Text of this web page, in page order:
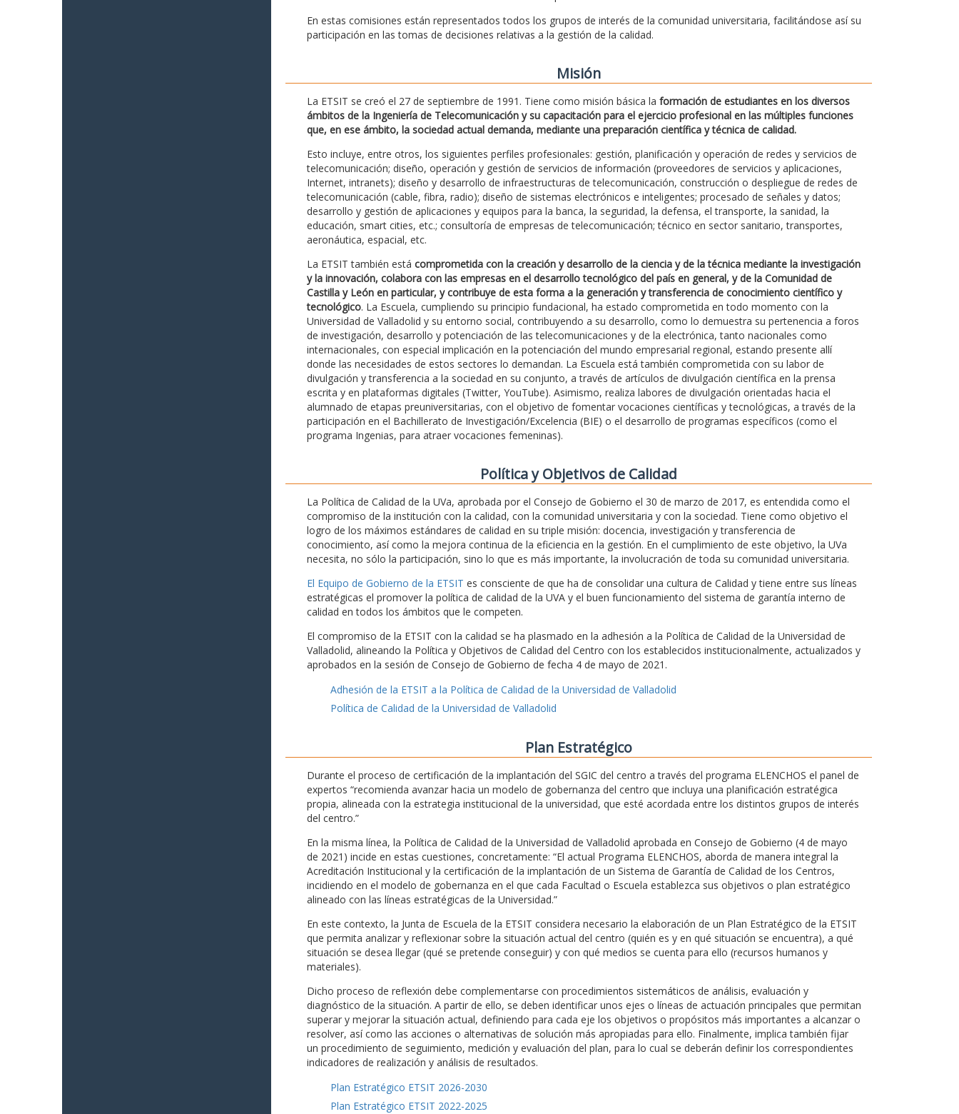
En estas comisiones están representados todos los grupos de interés de la comunidad universitaria, facilitándose así su
participación en las tomas de decisiones relativas a la gestión de la calidad.
Misión
La ETSIT se creó el 27 de septiembre de 1991. Tiene como misión básica la formación de estudiantes en los diversos
ámbitos de la Ingeniería de Telecomunicación y su capacitación para el ejercicio profesional en las múltiples funciones
que, en ese ámbito, la sociedad actual demanda, mediante una preparación científica y técnica de calidad.
Esto incluye, entre otros, los siguientes perfiles profesionales: gestión, planificación y operación de redes y servicios de
telecomunicación; diseño, operación y gestión de servicios de información (proveedores de servicios y aplicaciones,
Internet, intranets); diseño y desarrollo de infraestructuras de telecomunicación, construcción o despliegue de redes de
telecomunicación (cable, fibra, radio); diseño de sistemas electrónicos e inteligentes; procesado de señales y datos;
desarrollo y gestión de aplicaciones y equipos para la banca, la seguridad, la defensa, el transporte, la sanidad, la
educación, smart cities, etc.; consultoría de empresas de telecomunicación; técnico en sector sanitario, transportes,
aeronáutica, espacial, etc.
La ETSIT también está comprometida con la creación y desarrollo de la ciencia y de la técnica mediante la investigación
y la innovación, colabora con las empresas en el desarrollo tecnológico del país en general, y de la Comunidad de
Castilla y León en particular, y contribuye de esta forma a la generación y transferencia de conocimiento científico y
tecnológico. La Escuela, cumpliendo su principio fundacional, ha estado comprometida en todo momento con la
Universidad de Valladolid y su entorno social, contribuyendo a su desarrollo, como lo demuestra su pertenencia a foros
de investigación, desarrollo y potenciación de las telecomunicaciones y de la electrónica, tanto nacionales como
internacionales, con especial implicación en la potenciación del mundo empresarial regional, estando presente allí
donde las necesidades de estos sectores lo demandan. La Escuela está también comprometida con su labor de
divulgación y transferencia a la sociedad en su conjunto, a través de artículos de divulgación científica en la prensa
escrita y en plataformas digitales (Twitter, YouTube). Asimismo, realiza labores de divulgación orientadas hacia el
alumnado de etapas preuniversitarias, con el objetivo de fomentar vocaciones científicas y tecnológicas, a través de la
participación en el Bachillerato de Investigación/Excelencia (BIE) o el desarrollo de programas específicos (como el
programa Ingenias, para atraer vocaciones femeninas).
Polí­tica y Objetivos de Calidad
La Política de Calidad de la UVa, aprobada por el Consejo de Gobierno el 30 de marzo de 2017, es entendida como el
compromiso de la institución con la calidad, con la comunidad universitaria y con la sociedad. Tiene como objetivo el
logro de los máximos estándares de calidad en su triple misión: docencia, investigación y transferencia de
conocimiento, así como la mejora continua de la eficiencia en la gestión. En el cumplimiento de este objetivo, la UVa
necesita, no sólo la participación, sino lo que es más importante, la involucración de toda su comunidad universitaria.
El Equipo de Gobierno de la ETSIT es consciente de que ha de consolidar una cultura de Calidad y tiene entre sus líneas
estratégicas el promover la política de calidad de la UVA y el buen funcionamiento del sistema de garantía interno de
calidad en todos los ámbitos que le competen.
El compromiso de la ETSIT con la calidad se ha plasmado en la adhesión a la Política de Calidad de la Universidad de
Valladolid, alineando la Política y Objetivos de Calidad del Centro con los establecidos institucionalmente, actualizados y
aprobados en la sesión de Consejo de Gobierno de fecha 4 de mayo de 2021.
Adhesión de la ETSIT a la Política de Calidad de la Universidad de Valladolid
Política de Calidad de la Universidad de Valladolid
Plan Estratégico
Durante el proceso de certificación de la implantación del SGIC del centro a través del programa ELENCHOS el panel de
expertos “recomienda avanzar hacia un modelo de gobernanza del centro que incluya una planificación estratégica
propia, alineada con la estrategia institucional de la universidad, que esté acordada entre los distintos grupos de interés
del centro.”
En la misma línea, la Política de Calidad de la Universidad de Valladolid aprobada en Consejo de Gobierno (4 de mayo
de 2021) incide en estas cuestiones, concretamente: “El actual Programa ELENCHOS, aborda de manera integral la
Acreditación Institucional y la certificación de la implantación de un Sistema de Garantía de Calidad de los Centros,
incidiendo en el modelo de gobernanza en el que cada Facultad o Escuela establezca sus objetivos o plan estratégico
alineado con las líneas estratégicas de la Universidad.”
En este contexto, la Junta de Escuela de la ETSIT considera necesario la elaboración de un Plan Estratégico de la ETSIT
que permita analizar y reflexionar sobre la situación actual del centro (quién es y en qué situación se encuentra), a qué
situación se desea llegar (qué se pretende conseguir) y con qué medios se cuenta para ello (recursos humanos y
materiales).
Dicho proceso de reflexión debe complementarse con procedimientos sistemáticos de análisis, evaluación y
diagnóstico de la situación. A partir de ello, se deben identificar unos ejes o líneas de actuación principales que permitan
superar y mejorar la situación actual, definiendo para cada eje los objetivos o propósitos más importantes a alcanzar o
resolver, así como las acciones o alternativas de solución más apropiadas para ello. Finalmente, implica también fijar
un procedimiento de seguimiento, medición y evaluación del plan, para lo cual se deberán definir los correspondientes
indicadores de realización y análisis de resultados.
Plan Estratégico ETSIT 2026-2030
Plan Estratégico ETSIT 2022-2025